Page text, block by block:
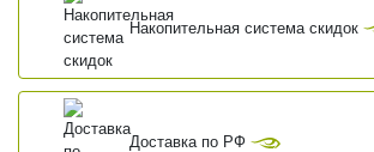
Накопительная система скидок
Доставка по РФ